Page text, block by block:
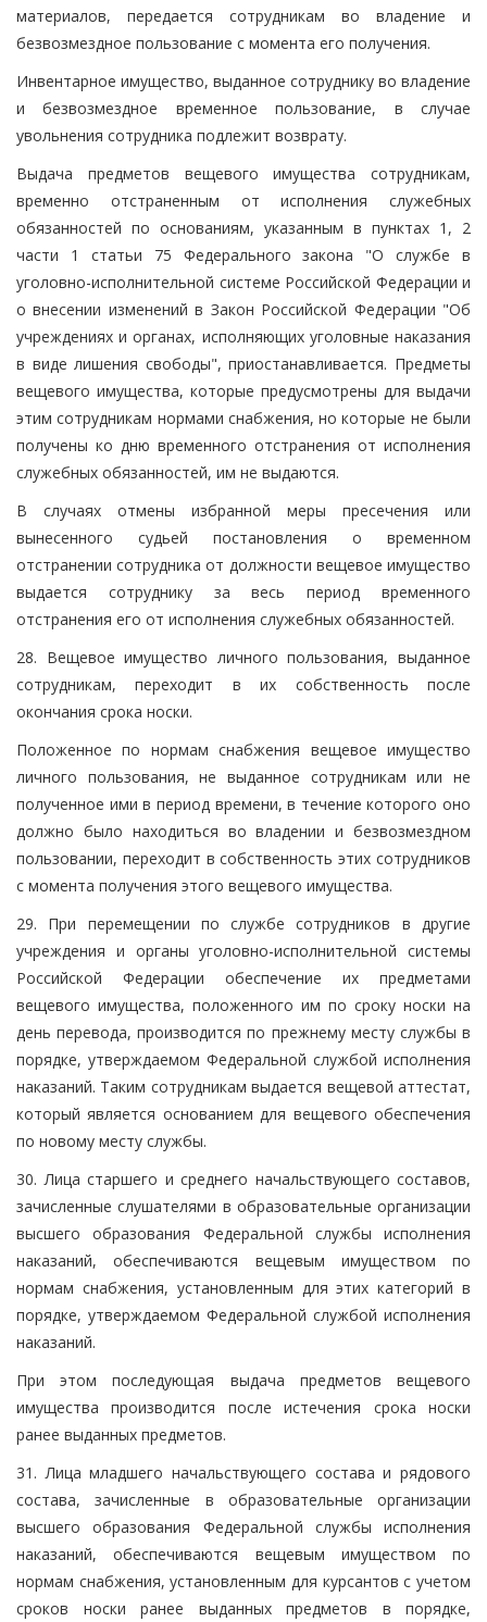
материалов, передается сотрудникам во владение и
безвозмездное пользование с момента его получения.
Инвентарное имущество, выданное сотруднику во владение
и безвозмездное временное пользование, в случае
увольнения сотрудника подлежит возврату.
Выдача предметов вещевого имущества сотрудникам,
временно отстраненным от исполнения служебных
обязанностей по основаниям, указанным в пунктах 1, 2
части 1 статьи 75 Федерального закона "О службе в
уголовно-исполнительной системе Российской Федерации и
о внесении изменений в Закон Российской Федерации "Об
учреждениях и органах, исполняющих уголовные наказания
в виде лишения свободы", приостанавливается. Предметы
вещевого имущества, которые предусмотрены для выдачи
этим сотрудникам нормами снабжения, но которые не были
получены ко дню временного отстранения от исполнения
служебных обязанностей, им не выдаются.
В случаях отмены избранной меры пресечения или
вынесенного судьей постановления о временном
отстранении сотрудника от должности вещевое имущество
выдается сотруднику за весь период временного
отстранения его от исполнения служебных обязанностей.
28. Вещевое имущество личного пользования, выданное
сотрудникам, переходит в их собственность после
окончания срока носки.
Положенное по нормам снабжения вещевое имущество
личного пользования, не выданное сотрудникам или не
полученное ими в период времени, в течение которого оно
должно было находиться во владении и безвозмездном
пользовании, переходит в собственность этих сотрудников
с момента получения этого вещевого имущества.
29. При перемещении по службе сотрудников в другие
учреждения и органы уголовно-исполнительной системы
Российской Федерации обеспечение их предметами
вещевого имущества, положенного им по сроку носки на
день перевода, производится по прежнему месту службы в
порядке, утверждаемом Федеральной службой исполнения
наказаний. Таким сотрудникам выдается вещевой аттестат,
который является основанием для вещевого обеспечения
по новому месту службы.
30. Лица старшего и среднего начальствующего составов,
зачисленные слушателями в образовательные организации
высшего образования Федеральной службы исполнения
наказаний, обеспечиваются вещевым имуществом по
нормам снабжения, установленным для этих категорий в
порядке, утверждаемом Федеральной службой исполнения
наказаний.
При этом последующая выдача предметов вещевого
имущества производится после истечения срока носки
ранее выданных предметов.
31. Лица младшего начальствующего состава и рядового
состава, зачисленные в образовательные организации
высшего образования Федеральной службы исполнения
наказаний, обеспечиваются вещевым имуществом по
нормам снабжения, установленным для курсантов с учетом
сроков носки ранее выданных предметов в порядке,